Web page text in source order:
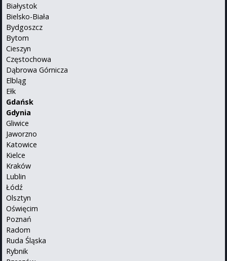
Białystok
Bielsko-Biała
Bydgoszcz
Bytom
Cieszyn
Częstochowa
Dąbrowa Górnicza
Elbląg
Ełk
Gdańsk
Gdynia
Gliwice
Jaworzno
Katowice
Kielce
Kraków
Lublin
Łódź
Olsztyn
Oświęcim
Poznań
Radom
Ruda Śląska
Rybnik